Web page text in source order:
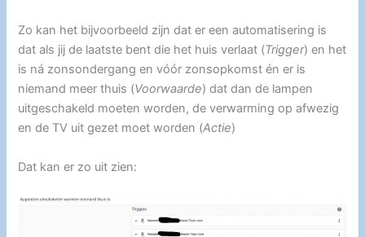
Zo kan het bijvoorbeeld zijn dat er een automatisering is
dat als jij de laatste bent die het huis verlaat (Trigger) en het
is ná zonsondergang en vóór zonsopkomst én er is
niemand meer thuis (Voorwaarde) dat dan de lampen
uitgeschakeld moeten worden, de verwarming op afwezig
en de TV uit gezet moet worden (Actie)
Dat kan er zo uit zien: